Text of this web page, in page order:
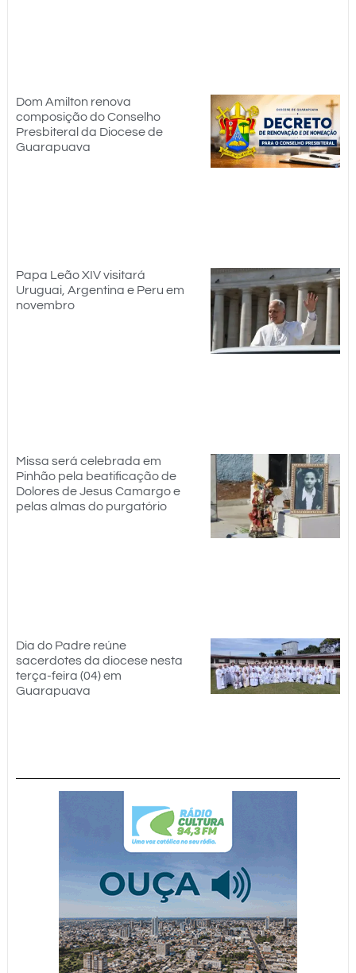
Dom Amilton renova
composição do Conselho
Presbiteral da Diocese de
Guarapuava
Papa Leão XIV visitará
Uruguai, Argentina e Peru em
novembro
Missa será celebrada em
Pinhão pela beatificação de
Dolores de Jesus Camargo e
pelas almas do purgatório
Dia do Padre reúne
sacerdotes da diocese nesta
terça-feira (04) em
Guarapuava